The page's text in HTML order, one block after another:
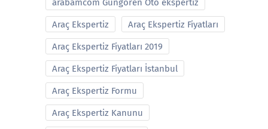
arabamcom Güngören Oto ekspertiz
Araç Ekspertiz Araç Ekspertiz Fiyatları
Araç Ekspertiz Fiyatları 2019
Araç Ekspertiz Fiyatları İstanbul
Araç Ekspertiz Formu
Araç Ekspertiz Kanunu